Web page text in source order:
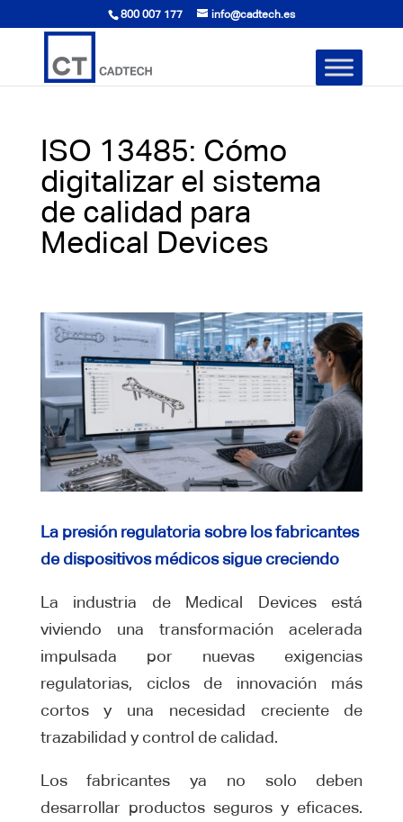
800 007 177 info@cadtech.es
ISO 13485: Cómo
digitalizar el sistema
de calidad para
Medical Devices
La presión regulatoria sobre los fabricantes
de dispositivos médicos sigue creciendo
La industria de Medical Devices está
viviendo una transformación acelerada
impulsada por nuevas exigencias
regulatorias, ciclos de innovación más
cortos y una necesidad creciente de
trazabilidad y control de calidad.
Los fabricantes ya no solo deben
desarrollar productos seguros y eficaces.